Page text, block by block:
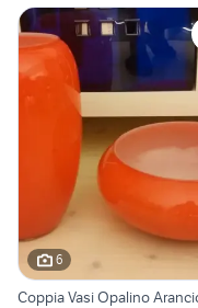
6
Coppia Vasi Opalino